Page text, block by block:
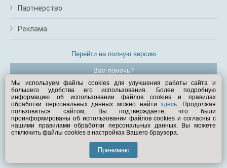
Партнерство
Реклама
Перейти на полную версию
Вам помочь?
© Exist.ru 1998—2026
Мы используем файлы cookies для улучшения работы сайта и
большего удобства его использования. Более подробную
информацию об использовании файлов cookies и правилах
обработки персональных данных можно найтиздесь. Продолжая
пользоваться сайтом, Вы подтверждаете, что были
проинформированы об использовании файлов cookies и согласны с
нашими правилами обработки персональных данных. Вы можете
отключить файлы cookies в настройках Вашего браузера.
Принимаю